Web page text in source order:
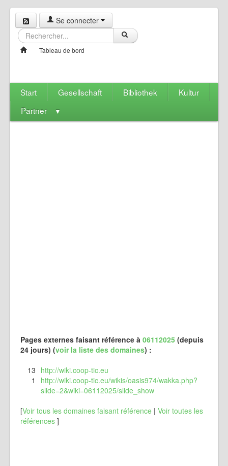
Se connecter
Tableau de bord
Start Gesellschaft Bibliothek
Kultur
Partner
▼
Pages externes faisant référence à 06112025 (depuis
24 jours) (voir la liste des domaines) :
13 http://wiki.coop-tic.eu
1
http://wiki.coop-tic.eu/wikis/oasis974/wakka.php?
slide=2&wiki=06112025/slide_show
[Voir tous les domaines faisant référence | Voir toutes les
références ]